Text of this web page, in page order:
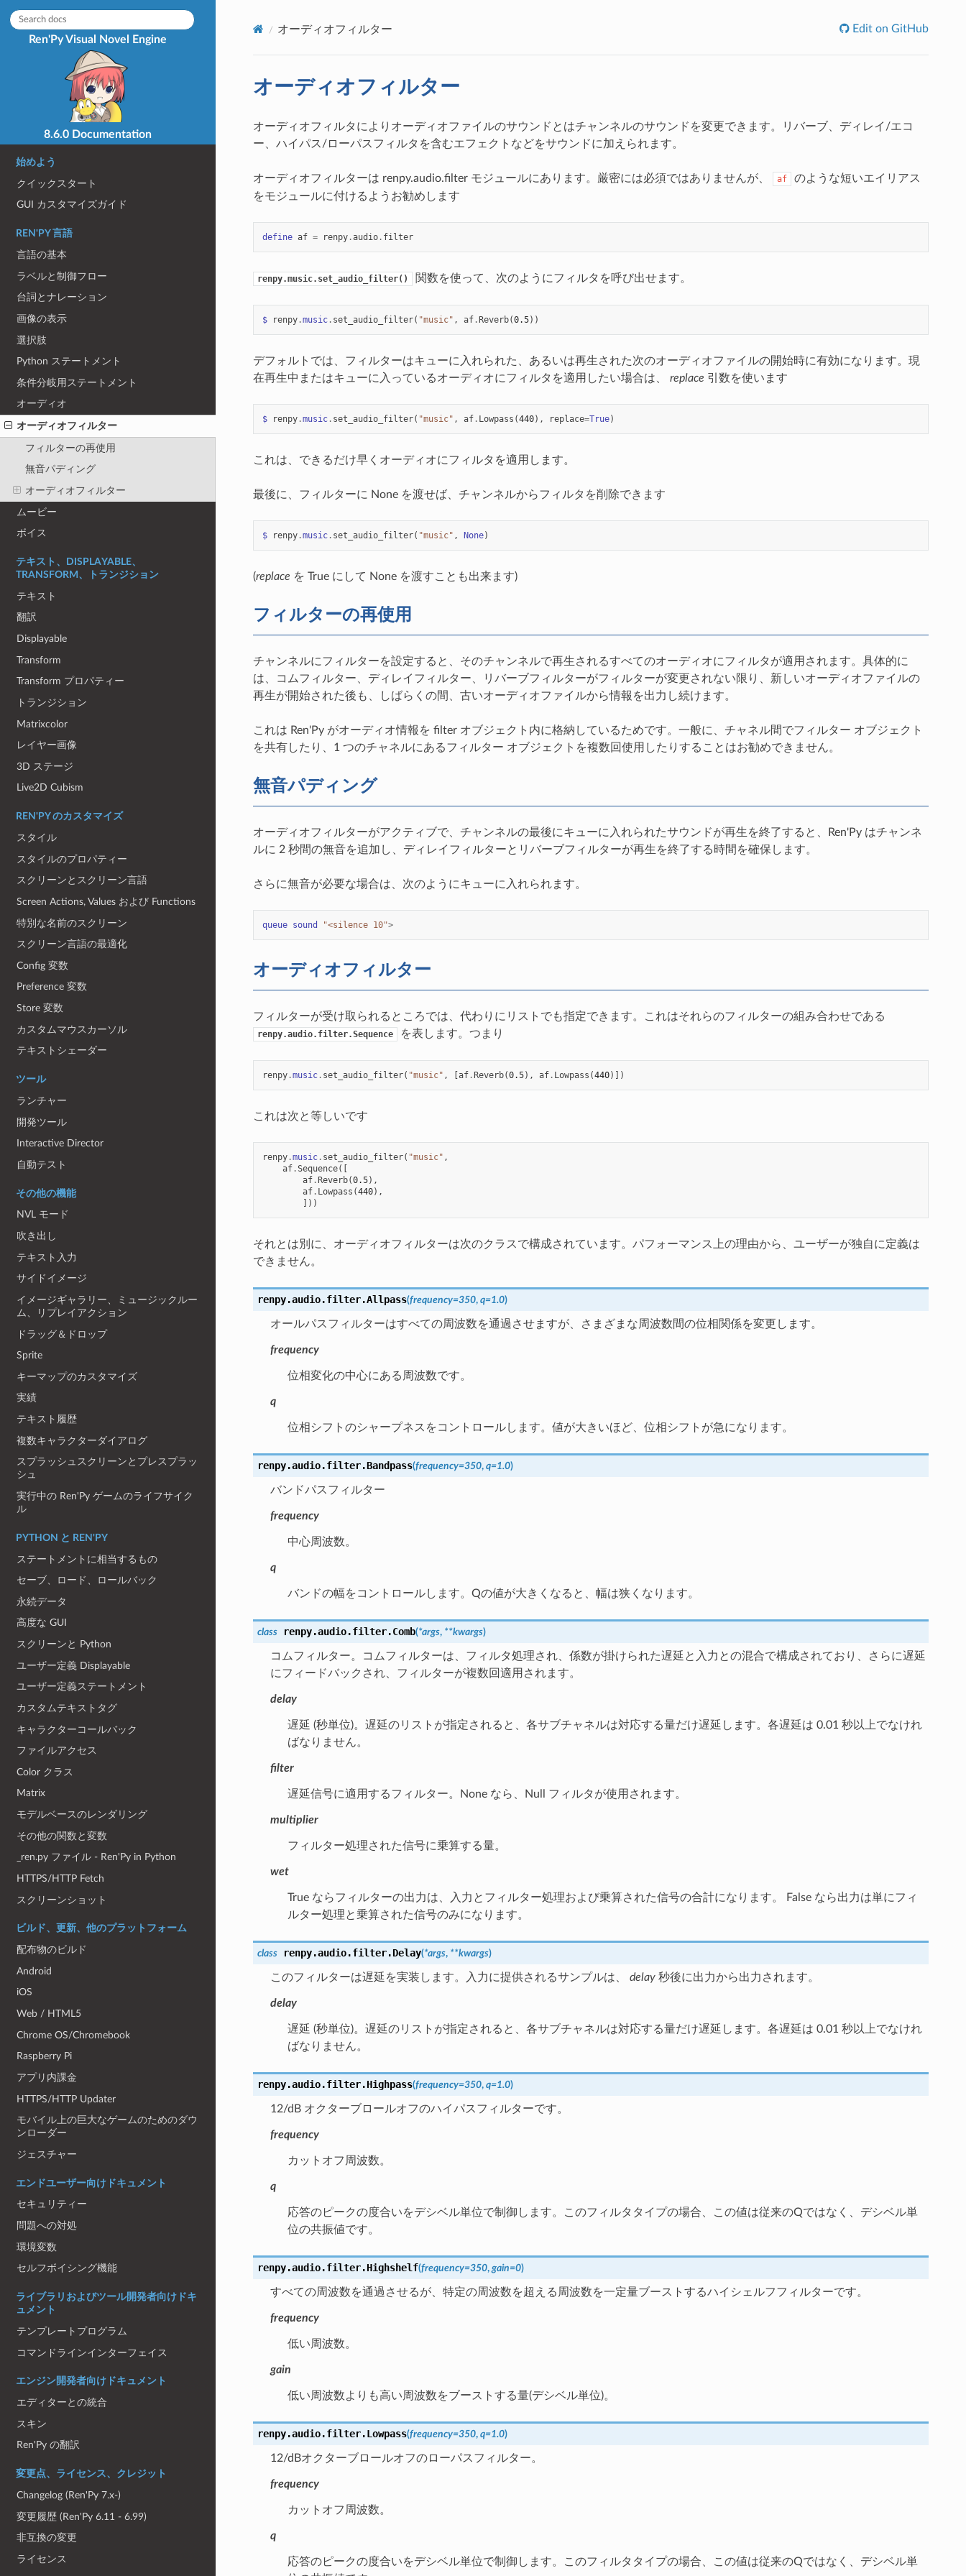
Ren'Py Visual Novel Engine
8.6.0 Documentation
始めよう
クイックスタート
GUI カスタマイズガイド
REN'PY 言語
言語の基本
ラベルと制御フロー
台詞とナレーション
画像の表示
選択肢
Python ステートメント
条件分岐用ステートメント
オーディオ
オーディオフィルター
フィルターの再使用
無音パディング
オーディオフィルター
ムービー
ボイス
テキスト、DISPLAYABLE、
TRANSFORM、トランジション
テキスト
翻訳
Displayable
Transform
Transform プロパティー
トランジション
Matrixcolor
レイヤー画像
3D ステージ
Live2D Cubism
REN'PY のカスタマイズ
スタイル
スタイルのプロパティー
スクリーンとスクリーン言語
Screen Actions, Values および Functions
特別な名前のスクリーン
スクリーン言語の最適化
Config 変数
Preference 変数
Store 変数
カスタムマウスカーソル
テキストシェーダー
ツール
ランチャー
開発ツール
Interactive Director
自動テスト
その他の機能
NVL モード
吹き出し
テキスト入力
サイドイメージ
イメージギャラリー、ミュージックルー
ム、リプレイアクション
ドラッグ＆ドロップ
Sprite
キーマップのカスタマイズ
実績
テキスト履歴
複数キャラクターダイアログ
スプラッシュスクリーンとプレスプラッ
シュ
実行中の Ren'Py ゲームのライフサイク
ル
PYTHON と REN'PY
ステートメントに相当するもの
セーブ、ロード、ロールバック
永続データ
高度な GUI
スクリーンと Python
ユーザー定義 Displayable
ユーザー定義ステートメント
カスタムテキストタグ
キャラクターコールバック
ファイルアクセス
Color クラス
Matrix
モデルベースのレンダリング
その他の関数と変数
_ren.py ファイル - Ren'Py in Python
HTTPS/HTTP Fetch
スクリーンショット
ビルド、更新、他のプラットフォーム
配布物のビルド
Android
iOS
Web / HTML5
Chrome OS/Chromebook
Raspberry Pi
アプリ内課金
HTTPS/HTTP Updater
モバイル上の巨大なゲームのためのダウ
ンローダー
ジェスチャー
エンドユーザー向けドキュメント
セキュリティー
問題への対処
環境変数
セルフボイシング機能
ライブラリおよびツール開発者向けドキ
ュメント
テンプレートプログラム
コマンドラインインターフェイス
エンジン開発者向けドキュメント
エディターとの統合
スキン
Ren'Py の翻訳
変更点、ライセンス、クレジット
Changelog (Ren'Py 7.x-)
変更履歴 (Ren'Py 6.11 - 6.99)
非互換の変更
ライセンス
オーディオフィルター Edit on GitHub
オーディオフィルター
オーディオフィルタによりオーディオファイルのサウンドとはチャンネルのサウンドを変更できます。リバーブ、ディレイ/エコ
ー、ハイパス/ローパスフィルタを含むエフェクトなどをサウンドに加えられます。
オーディオフィルターは renpy.audio.filter モジュールにあります。厳密には必須ではありませんが、 af
のような短いエイリアス
をモジュールに付けるようお勧めします
define af = renpy.audio. filter
renpy.music.set_audio_filter() 関数を使って、次のようにフィルタを呼び出せます。
$ renpy.music. set_audio_filter( "music" , af.Reverb(0.5))
デフォルトでは、フィルターはキューに入れられた、あるいは再生された次のオーディオファイルの開始時に有効になります。現
在再生中またはキューに入っているオーディオにフィルタを適用したい場合は、 replace 引数を使います
$ renpy.music. set_audio_filter( "music" , af. Lowpass (440), replace=True)
これは、できるだけ早くオーディオにフィルタを適用します。
最後に、フィルターに None を渡せば、チャンネルからフィルタを削除できます
$ renpy.music. set_audio_filter( "music" , None)
(replace を True にして None を渡すことも出来ます)
フィルターの再使用
チャンネルにフィルターを設定すると、そのチャンネルで再生されるすべてのオーディオにフィルタが適用されます。具体的に
は、コムフィルター、ディレイフィルター、リバーブフィルターがフィルターが変更されない限り、新しいオーディオファイルの
再生が開始された後も、しばらくの間、古いオーディオファイルから情報を出力し続けます。
これは Ren'Py がオーディオ情報を filter オブジェクト内に格納しているためです。一般に、チャネル間でフィルター オブジェクト
を共有したり、1 つのチャネルにあるフィルター オブジェクトを複数回使用したりすることはお勧めできません。
無音パディング
オーディオフィルターがアクティブで、チャンネルの最後にキューに入れられたサウンドが再生を終了すると、Ren'Py はチャンネ
ルに 2 秒間の無音を追加し、ディレイフィルターとリバーブフィルターが再生を終了する時間を確保します。
さらに無音が必要な場合は、次のようにキューに入れられます。
queue sound "<silence 10">
オーディオフィルター
フィルターが受け取られるところでは、代わりにリストでも指定できます。これはそれらのフィルターの組み合わせである
renpy.audio.filter.Sequence を表します。つまり
renpy.music. set_audio_filter( "music" , [af.Reverb(0.5), af. Lowpass (440)])
これは次と等しいです
renpy.music. set_audio_filter( "music" ,
af.Sequence([
af.Reverb(0.5),
af. Lowpass (440),
]))
それとは別に、オーディオフィルターは次のクラスで構成されています。パフォーマンス上の理由から、ユーザーが独自に定義は
できません。
renpy.audio.filter.Allpass(frequency=350, q=1.0)
オールパスフィルターはすべての周波数を通過させますが、さまざまな周波数間の位相関係を変更します。
frequency
位相変化の中心にある周波数です。
q
位相シフトのシャープネスをコントロールします。値が大きいほど、位相シフトが急になります。
renpy.audio.filter.Bandpass(frequency=350, q=1.0)
バンドパスフィルター
frequency
中心周波数。
q
バンドの幅をコントロールします。Qの値が大きくなると、幅は狭くなります。
class renpy.audio.filter.Comb(*args, **kwargs)
コムフィルター。コムフィルターは、フィルタ処理され、係数が掛けられた遅延と入力との混合で構成されており、さらに遅延
にフィードバックされ、フィルターが複数回適用されます。
delay
遅延 (秒単位)。遅延のリストが指定されると、各サブチャネルは対応する量だけ遅延します。各遅延は 0.01 秒以上でなけれ
ばなりません。
filter
遅延信号に適用するフィルター。None なら、Null フィルタが使用されます。
multiplier
フィルター処理された信号に乗算する量。
wet
True ならフィルターの出力は、入力とフィルター処理および乗算された信号の合計になります。 False なら出力は単にフィ
ルター処理と乗算された信号のみになります。
class renpy.audio.filter.Delay(*args, **kwargs)
このフィルターは遅延を実装します。入力に提供されるサンプルは、 delay秒後に出力から出力されます。
delay
遅延 (秒単位)。遅延のリストが指定されると、各サブチャネルは対応する量だけ遅延します。各遅延は 0.01 秒以上でなけれ
ばなりません。
renpy.audio.filter.Highpass(frequency=350, q=1.0)
12/dB オクターブロールオフのハイパスフィルターです。
frequency
カットオフ周波数。
q
応答のピークの度合いをデシベル単位で制御します。このフィルタタイプの場合、この値は従来のQではなく、デシベル単
位の共振値です。
renpy.audio.filter.Highshelf(frequency=350, gain=0)
すべての周波数を通過させるが、特定の周波数を超える周波数を一定量ブーストするハイシェルフフィルターです。
frequency
低い周波数。
gain
低い周波数よりも高い周波数をブーストする量(デシベル単位)。
renpy.audio.filter.Lowpass(frequency=350, q=1.0)
12/dBオクターブロールオフのローパスフィルター。
frequency
カットオフ周波数。
q
応答のピークの度合いをデシベル単位で制御します。このフィルタタイプの場合、この値は従来のQではなく、デシベル単